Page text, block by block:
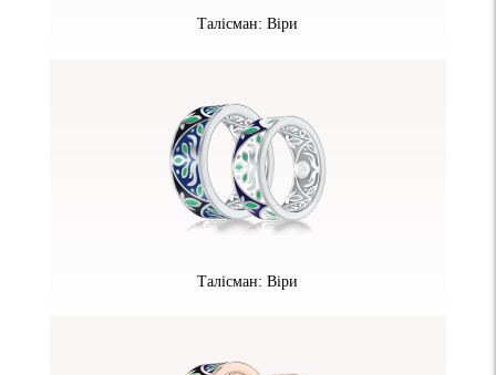
Талісман: Віри
Талісман: Віри